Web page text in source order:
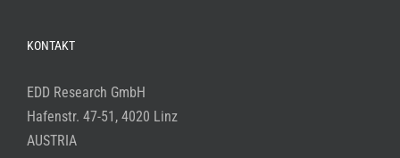
KONTAKT
EDD Research GmbH
Hafenstr. 47-51, 4020 Linz
AUSTRIA